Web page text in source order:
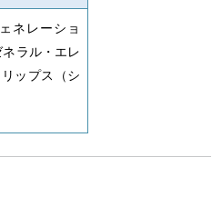
ネレーショ
ラル・エレ
ップス（シ